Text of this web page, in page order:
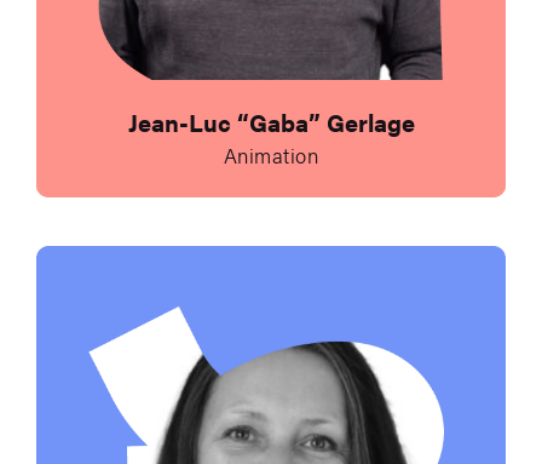
Jean-Luc “Gaba” Gerlage
Animation
Envoyer un e-mail